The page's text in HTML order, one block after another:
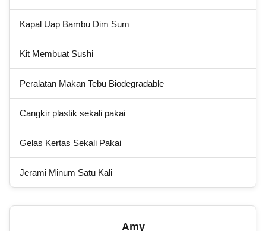
Kapal Uap Bambu Dim Sum
Kit Membuat Sushi
Peralatan Makan Tebu Biodegradable
Cangkir plastik sekali pakai
Gelas Kertas Sekali Pakai
Jerami Minum Satu Kali
Amy